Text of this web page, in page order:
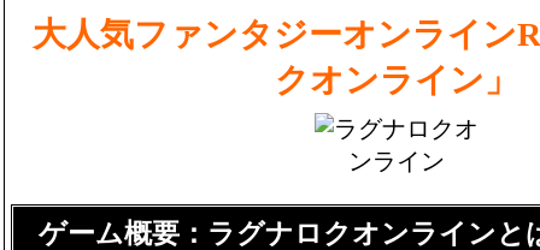
大人気ファンタジーオンライン
クオンライン」
ゲーム概要：ラグナロクオンラインと